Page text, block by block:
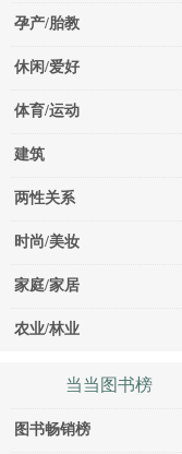
孕产/胎教
休闲/爱好
体育/运动
建筑
两性关系
时尚/美妆
家庭/家居
农业/林业
当当图书榜
图书畅销榜